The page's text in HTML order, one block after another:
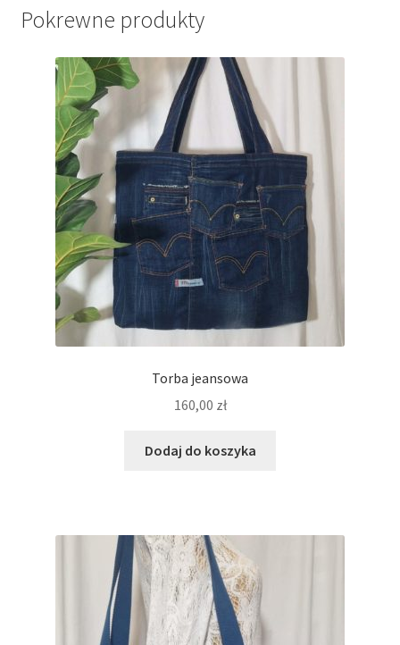
Pokrewne produkty
Torba jeansowa
160,00 zł
Dodaj do koszyka